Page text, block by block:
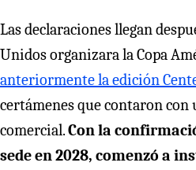
Las declaraciones llegan
Unidos organizara la Copa
anteriormente la edición
certámenes que contaron
comercial.Con la
sede en 2028, comenzó a